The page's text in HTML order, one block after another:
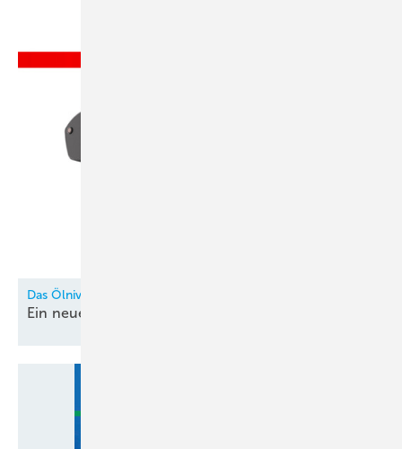
Das Ölniveau richtig überwachen
Ein neues Level in der